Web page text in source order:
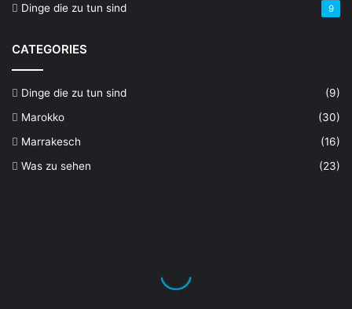
Dinge die zu tun sind 9
CATEGORIES
Dinge die zu tun sind
(9)
Marokko
(30)
Marrakesch
(16)
Was zu sehen
(23)